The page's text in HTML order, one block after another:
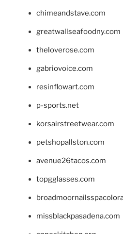
chimeandstave.com
greatwallseafoodny.com
theloverose.com
gabriovoice.com
resinflowart.com
p-sports.net
korsairstreetwear.com
petshopallston.com
avenue26tacos.com
topgglasses.com
missblackpasadena.com